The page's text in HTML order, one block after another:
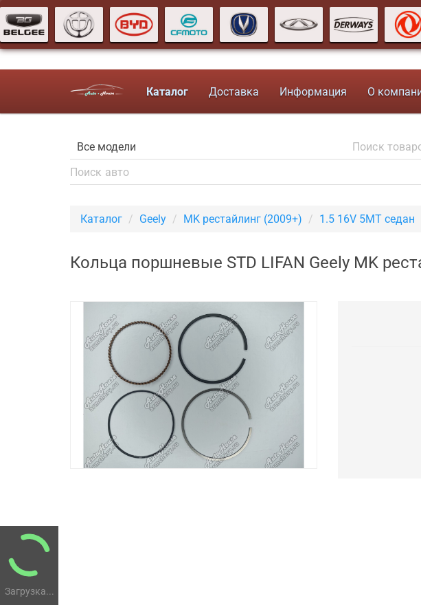
Загрузка...
Каталог Доставка Информация О
Каталог Geely MK рестайлинг (2009+) 1.5 16V 5MT седан
Кольца поршневые STD LIFAN Geely MK